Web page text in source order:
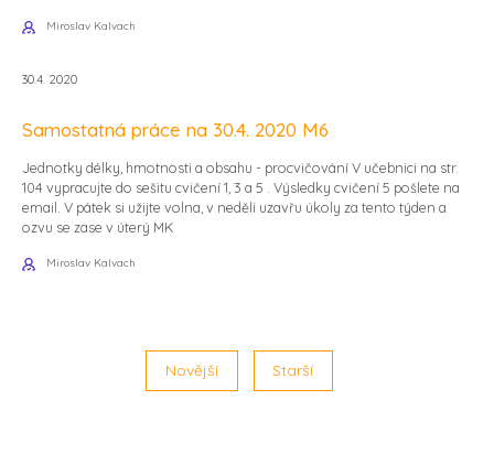
Miroslav Kalvach
30.4. 2020
Samostatná práce na 30.4. 2020 M6
Jednotky délky, hmotnosti a obsahu - procvičování V učebnici na str.
104 vypracujte do sešitu cvičení 1, 3 a 5 . Výsledky cvičení 5 pošlete na
email. V pátek si užijte volna, v neděli uzavřu úkoly za tento týden a
ozvu se zase v úterý MK
Miroslav Kalvach
Novější Starší